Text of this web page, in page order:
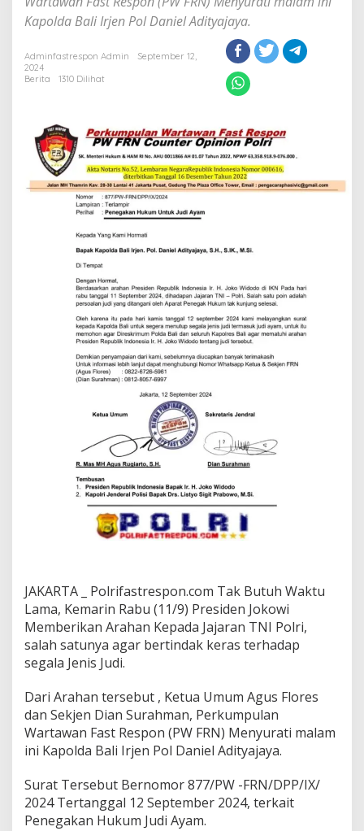
Malam
Ini
Kapolda Bali Irjen Pol Daniel Adityajaya.
Adminfastrespon Admin
September 12,
2024
Berita
1310 Dilihat
JAKARTA _ Polrifastrespon.com Tak Butuh Waktu
Lama, Kemarin Rabu (11/9) Presiden Jokowi
Memberikan Arahan Kepada Jajaran TNI Polri,
salah satunya agar bertindak keras terhadap
segala Jenis Judi.
Dari Arahan tersebut , Ketua Umum Agus Flores
dan Sekjen Dian Surahman, Perkumpulan
Wartawan Fast Respon (PW FRN) Menyurati malam
ini Kapolda Bali Irjen Pol Daniel Adityajaya.
Surat Tersebut Bernomor 877/PW -FRN/DPP/IX/
2024 Tertanggal 12 September 2024, terkait
Penegakan Hukum Judi Ayam.